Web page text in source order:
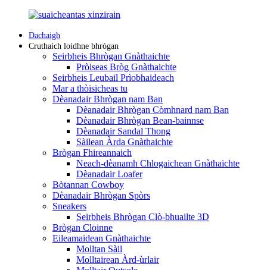
Dachaigh
Cruthaich loidhne bhrògan
Seirbheis Bhrògan Gnàthaichte
Pròiseas Bròg Gnàthaichte
Seirbheis Leubail Prìobhaideach
Mar a thòisicheas tu
Dèanadair Bhrògan nam Ban
Dèanadair Bhrògan Còmhnard nam Ban
Dèanadair Bhrògan Bean-bainnse
Dèanadair Sandal Thong
Sàilean Àrda Gnàthaichte
Brògan Fhireannaich
Neach-dèanamh Chlogaichean Gnàthaichte
Dèanadair Loafer
Bòtannan Cowboy
Dèanadair Bhrògan Spòrs
Sneakers
Seirbheis Bhrògan Clò-bhuailte 3D
Brògan Cloinne
Eileamaidean Gnàthaichte
Molltan Sàil
Molltairean Àrd-ùrlair